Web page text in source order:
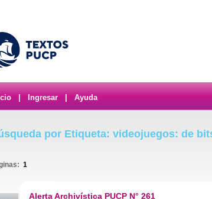
Ingresar Ayuda
por Etiqueta: videojuegos: de
1
Alerta Archivística PUCP N° 261